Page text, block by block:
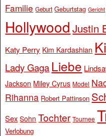
Familie Geburt Geburtstag Gericht
Hollywood Justin
Katy Perry Kim Kardashian
Lady Gaga Liebe
Jackson Miley Cyrus Model
Rihanna Robert Pattinson
Sex Sohn Tochter Tournee
Verlobung